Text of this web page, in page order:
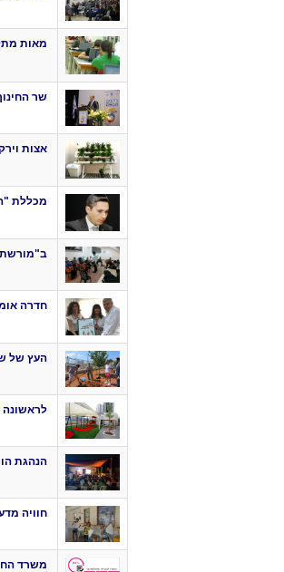
מאות
שר
אצות
מכללת
חדרה
העץ של
לראשונה
הנהגת
חוויה
משרד החינוך